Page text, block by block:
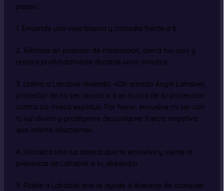
pasos:
1. Enciende una vela blanca y colócala frente a ti.
2. Siéntate en posición de meditación, cierra tus ojos y
respira profundamente durante unos minutos.
3. Llama a Lahabiel diciendo: «Oh amado Ángel Lahabiel,
protector de mi ser, acudo a ti en busca de tu protección
contra los malos espíritus. Por favor, envuelve mi ser con
tu luz divina y protégeme de cualquier fuerza negativa
que intente afectarme».
4. Visualiza una luz blanca que te envuelve y siente la
presencia de Lahabiel a tu alrededor.
5. Pídele a Lahabiel que te ayude a liberarte de cualquier